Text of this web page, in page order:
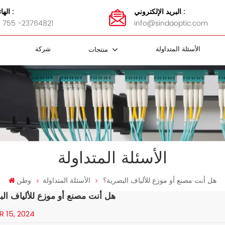
الهاتف :
755 -23764821
البريد الإلكتروني :
info@sindaoptic.com
شركة الأسئلة المتداولة
الأسئلة المتداولة
وطن الأسئلة المتداولة هل أنت مصنع أو موزع للألياف البصرية؟
هل أنت مصنع أو موزع للألياف
15, 2024